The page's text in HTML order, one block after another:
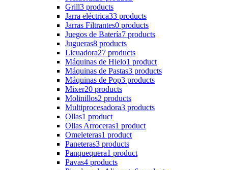
Grill3 products
Jarra eléctrica33 products
Jarras Filtrantes0 products
Juegos de Batería7 products
Jugueras8 products
Licuadora27 products
Máquinas de Hielo1 product
Máquinas de Pastas3 products
Máquinas de Pop3 products
Mixer20 products
Molinillos2 products
Multiprocesadora3 products
Ollas1 product
Ollas Arroceras1 product
Omeleteras1 product
Paneteras3 products
Panquequera1 product
Pavas4 products